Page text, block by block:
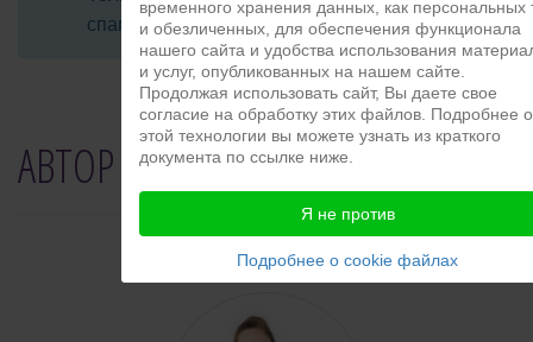
спама!
АВТОР
временного хранения данных, как персональных
и обезличенных, для обеспечения функционала
нашего сайта и удобства использования
и услуг, опубликованных на нашем сайте.
Продолжая использовать сайт, Вы даете свое
согласие на обработку этих файлов. Подробнее
этой технологии вы можете узнать из краткого
документа по ссылке ниже.
Я не против
Подробнее о cookie файлах